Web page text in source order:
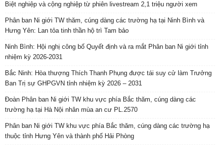
Biệt nghiệp và cộng nghiệp từ phiên livestream 2,1 triệu người xem
Phân ban Ni giới TW thăm, cúng dàng các trường hạ tại Ninh Bình và
Hưng Yên: Lan tỏa tinh thần hộ trì Tam bảo
Ninh Bình: Hội nghị công bố Quyết định và ra mắt Phân ban Ni giới tỉnh
nhiệm kỳ 2026-2031
Bắc Ninh: Hòa thượng Thích Thanh Phụng được tái suy cử làm Trưởng
Ban Trị sự GHPGVN tỉnh nhiệm kỳ 2026 – 2031
Đoàn Phân ban Ni giới TW khu vực phía Bắc thăm, cúng dàng các
trường hạ tại Hà Nội nhân mùa an cư PL.2570
Phân ban Ni giới TW khu vực phía Bắc thăm, cúng dàng các trường hạ
thuộc tỉnh Hưng Yên và thành phố Hải Phòng